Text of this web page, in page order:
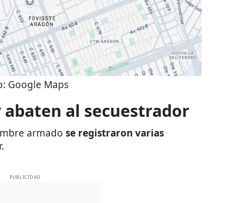
Google Maps
al secuestrador
armado se registraron varias
PUBLICIDAD